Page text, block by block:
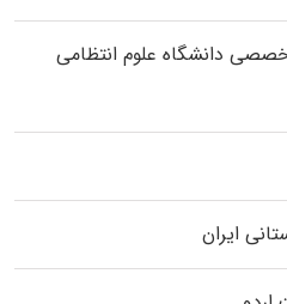
داﻧﺸﮕﺎه ﻋﻠﻮم انتظامی
ایران